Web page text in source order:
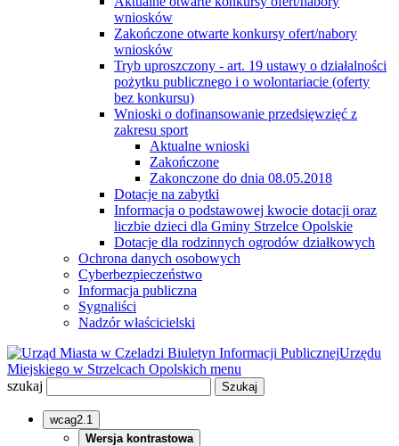
wniosków
Zakończone otwarte konkursy ofert/nabory
wniosków
Tryb uproszczony - art. 19 ustawy o działalności
pożytku publicznego i o wolontariacie (oferty
bez konkursu)
Wnioski o dofinansowanie przedsięwzięć z
zakresu sport
Aktualne wnioski
Zakończone
Zakonczone do dnia 08.05.2018
Dotacje na zabytki
Informacja o podstawowej kwocie dotacji oraz
liczbie dzieci dla Gminy Strzelce Opolskie
Dotacje dla rodzinnych ogrodów działkowych
Ochrona danych osobowych
Cyberbezpieczeństwo
Informacja publiczna
Sygnaliści
Nadzór właścicielski
Biuletyn Informacji PublicznejUrzędu
Miejskiego w Strzelcach Opolskich menu
szukaj
wcag2.1
Wersja kontrastowa